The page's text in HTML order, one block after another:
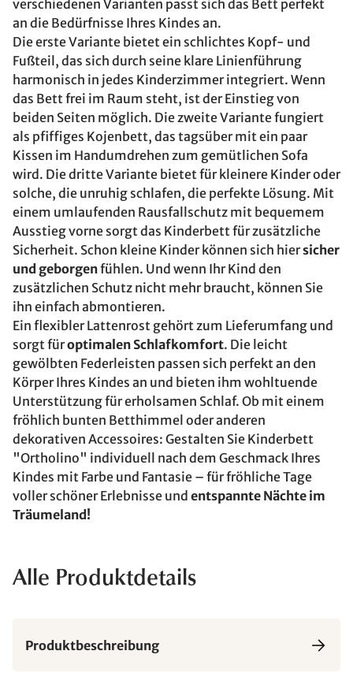
verschiedenen Varianten passt sich das Bett perfekt
an die Bedürfnisse Ihres Kindes an.
Die erste Variante bietet ein schlichtes Kopf- und
Fußteil, das sich durch seine klare Linienführung
harmonisch in jedes Kinderzimmer integriert. Wenn
das Bett frei im Raum steht, ist der Einstieg von
beiden Seiten möglich. Die zweite Variante fungiert
als pfiffiges Kojenbett, das tagsüber mit ein paar
Kissen im Handumdrehen zum gemütlichen Sofa
wird. Die dritte Variante bietet für kleinere Kinder oder
solche, die unruhig schlafen, die perfekte Lösung. Mit
einem umlaufenden Rausfallschutz mit bequemem
Ausstieg vorne sorgt das Kinderbett für zusätzliche
Sicherheit. Schon kleine Kinder können sich hiersicher
und geborgenfühlen. Und wenn Ihr Kind den
zusätzlichen Schutz nicht mehr braucht, können Sie
ihn einfach abmontieren.
Ein flexibler Lattenrost gehört zum Lieferumfang und
sorgt füroptimalen Schlafkomfort. Die leicht
gewölbten Federleisten passen sich perfekt an den
Körper Ihres Kindes an und bieten ihm wohltuende
Unterstützung für erholsamen Schlaf. Ob mit einem
fröhlich bunten Betthimmel oder anderen
dekorativen Accessoires: Gestalten Sie Kinderbett
"Ortholino" individuell nach dem Geschmack Ihres
Kindes mit Farbe und Fantasie – für fröhliche Tage
voller schöner Erlebnisse und entspannte Nächte im
Träumeland!
Alle Produktdetails
Produktbeschreibung